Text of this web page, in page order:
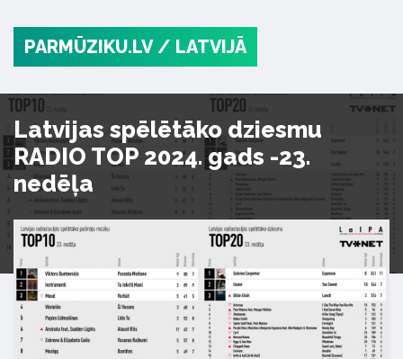
PARMŪZIKU.LV / LATVIJĀ
Latvijas spēlētāko dziesmu
RADIO TOP 2024. gads -23.
nedēļa